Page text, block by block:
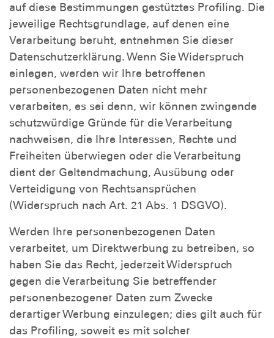
auf diese Bestimmungen gestütztes Profiling. Die
jeweilige Rechtsgrundlage, auf denen eine
Verarbeitung beruht, entnehmen Sie dieser
Datenschutzerklärung. Wenn Sie Widerspruch
einlegen, werden wir Ihre betroffenen
personenbezogenen Daten nicht mehr
verarbeiten, es sei denn, wir können zwingende
schutzwürdige Gründe für die Verarbeitung
nachweisen, die Ihre Interessen, Rechte und
Freiheiten überwiegen oder die Verarbeitung
dient der Geltendmachung, Ausübung oder
Verteidigung von Rechtsansprüchen
(Widerspruch nach Art. 21 Abs. 1 DSGVO).
Werden Ihre personenbezogenen Daten
verarbeitet, um Direktwerbung zu betreiben, so
haben Sie das Recht, jederzeit Widerspruch
gegen die Verarbeitung Sie betreffender
personenbezogener Daten zum Zwecke
derartiger Werbung einzulegen; dies gilt auch für
das Profiling, soweit es mit solcher